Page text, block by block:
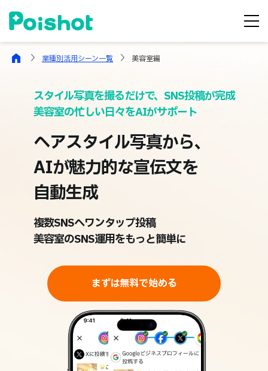
業種別活用シーン一覧 美容室編
スタイル写真を撮るだけで、SNS投稿が完成
美容室の忙しい日々をAIがサポート
ヘアスタイル写真から、
AIが魅力的な宣伝文を
自動生成
複数SNSへワンタップ投稿
美容室のSNS運用をもっと簡単に
まずは無料で始める